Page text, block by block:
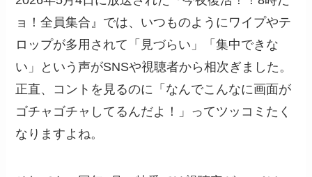
ョ！全員集合』では、いつものようにワイプやテ
ロップが多用されて「見づらい」「集中できな
い」という声がSNSや視聴者から相次ぎました。
正直、コントを見るのに「なんでこんなに画面が
ゴチャゴチャしてるんだよ！」ってツッコミたく
なりますよね。